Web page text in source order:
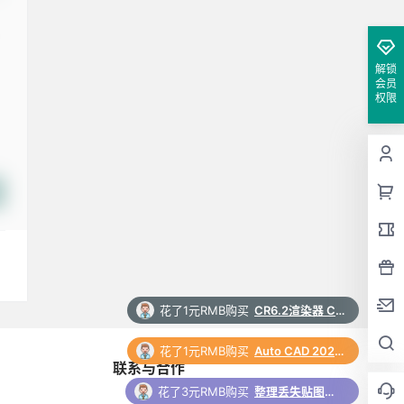
解锁
会员
权限
联系与合作
花了1元RMB购买 Auto CAD 2024 中文64位破解版+安装教程+Win8/10/11版下载
花了3元RMB购买 整理丢失贴图脚本 3Dmax脚本下载
花了1元RMB购买